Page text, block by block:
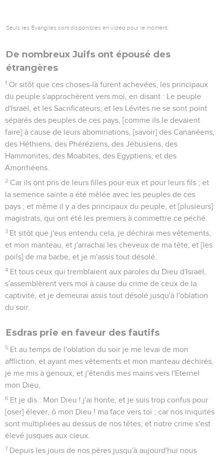
Seuls les Évangiles sont disponibles en vidéo pour le moment.
De nombreux Juifs ont épousé des
étrangères
1 Or sitôt que ces choses-là furent achevées, les principaux
du peuple s'approchèrent vers moi, en disant : Le peuple
d'Israël, et les Sacrificateurs, et les Lévites ne se sont point
séparés des peuples de ces pays, [comme ils le devaient
faire] à cause de leurs abominations, [savoir] des Cananéens,
des Héthiens, des Phéréziens, des Jébusiens, des
Hammonites, des Moabites, des Egyptiens, et des
Amorrhéens.
2 Car ils ont pris de leurs filles pour eux et pour leurs fils ; et
la semence sainte a été mêlée avec les peuples de ces
pays ; et même il y a des principaux du peuple, et [plusieurs]
magistrats, qui ont été les premiers à commettre ce péché.
3 Et sitôt que j'eus entendu cela, je déchirai mes vêtements,
et mon manteau, et j'arrachai les cheveux de ma tête, et [les
poils] de ma barbe, et je m'assis tout désolé.
4 Et tous ceux qui tremblaient aux paroles du Dieu d'Israël,
s'assemblèrent vers moi à cause du crime de ceux de la
captivité, et je demeurai assis tout désolé jusqu'à l'oblation
du soir.
Esdras prie en faveur des fautifs
5 Et au temps de l'oblation du soir je me levai de mon
affliction, et ayant mes vêtements et mon manteau déchirés,
je me mis à genoux, et j'étendis mes mains vers l'Eternel
mon Dieu,
6 Et je dis : Mon Dieu ! j'ai honte, et je suis trop confus pour
[oser] élever, ô mon Dieu ! ma face vers toi ; car nos iniquités
sont multipliées au dessus de nos têtes, et notre crime s'est
élevé jusques aux cieux.
7 Depuis les jours de nos pères jusqu'à aujourd'hui nous